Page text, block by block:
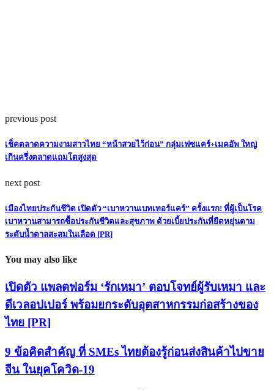
previous post
เช็คตลาดความงามสาวไทย “หน้าสวยไว้ก่อน” กลุ่มเฟซแคร์+เมคอัพ ใหญ่
เกินครึ่งตลาดแถมโตสูงสุด
next post
เมืองไทยประกันชีวิต เปิดตัว “เบาหวานเบทเทอร์แคร์” ครั้งแรก! ที่ผู้เป็นโรค
เบาหวานสามารถซื้อประกันชีวิตและสุขภาพ ด้วยเบี้ยประกันที่ยืดหยุ่นตาม
ระดับน้ำตาลสะสมในเลือด [PR]
You may also like
เปิดตัว แพลตฟอร์ม ‘รักเหมา’ ตอบโจทย์ผู้รับเหมา และ
ดีเวลอปเปอร์ พร้อมยกระดับอุตสาหกรรมก่อสร้างของ
ไทย [PR]
9 ข้อคิดสำคัญ ที่ SMEs ไทยต้องรู้ก่อนส่งสินค้าไปขาย
จีน ในยุคโควิด-19